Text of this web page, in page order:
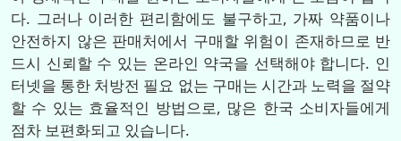
다. 그러나 이러한 편리함에도 불구하고, 가짜 약품이나
안전하지 않은 판매처에서 구매할 위험이 존재하므로 반
드시 신뢰할 수 있는 온라인 약국을 선택해야 합니다. 인
터넷을 통한 처방전 필요 없는 구매는 시간과 노력을 절약
할 수 있는 효율적인 방법으로, 많은 한국 소비자들에게
점차 보편화되고 있습니다.